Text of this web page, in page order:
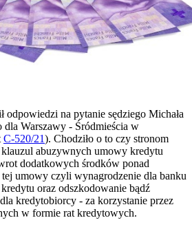
odpowiedzi na pytanie sędziego Michała
Warszawy - Śródmieścia w
C-520/21). Chodziło o to czy stronom
abuzywnych umowy kredytu
dodatkowych środków ponad
umowy czyli wynagrodzenie dla banku
oraz odszkodowanie bądź
kredytobiorcy - za korzystanie przez
w formie rat kredytowych.